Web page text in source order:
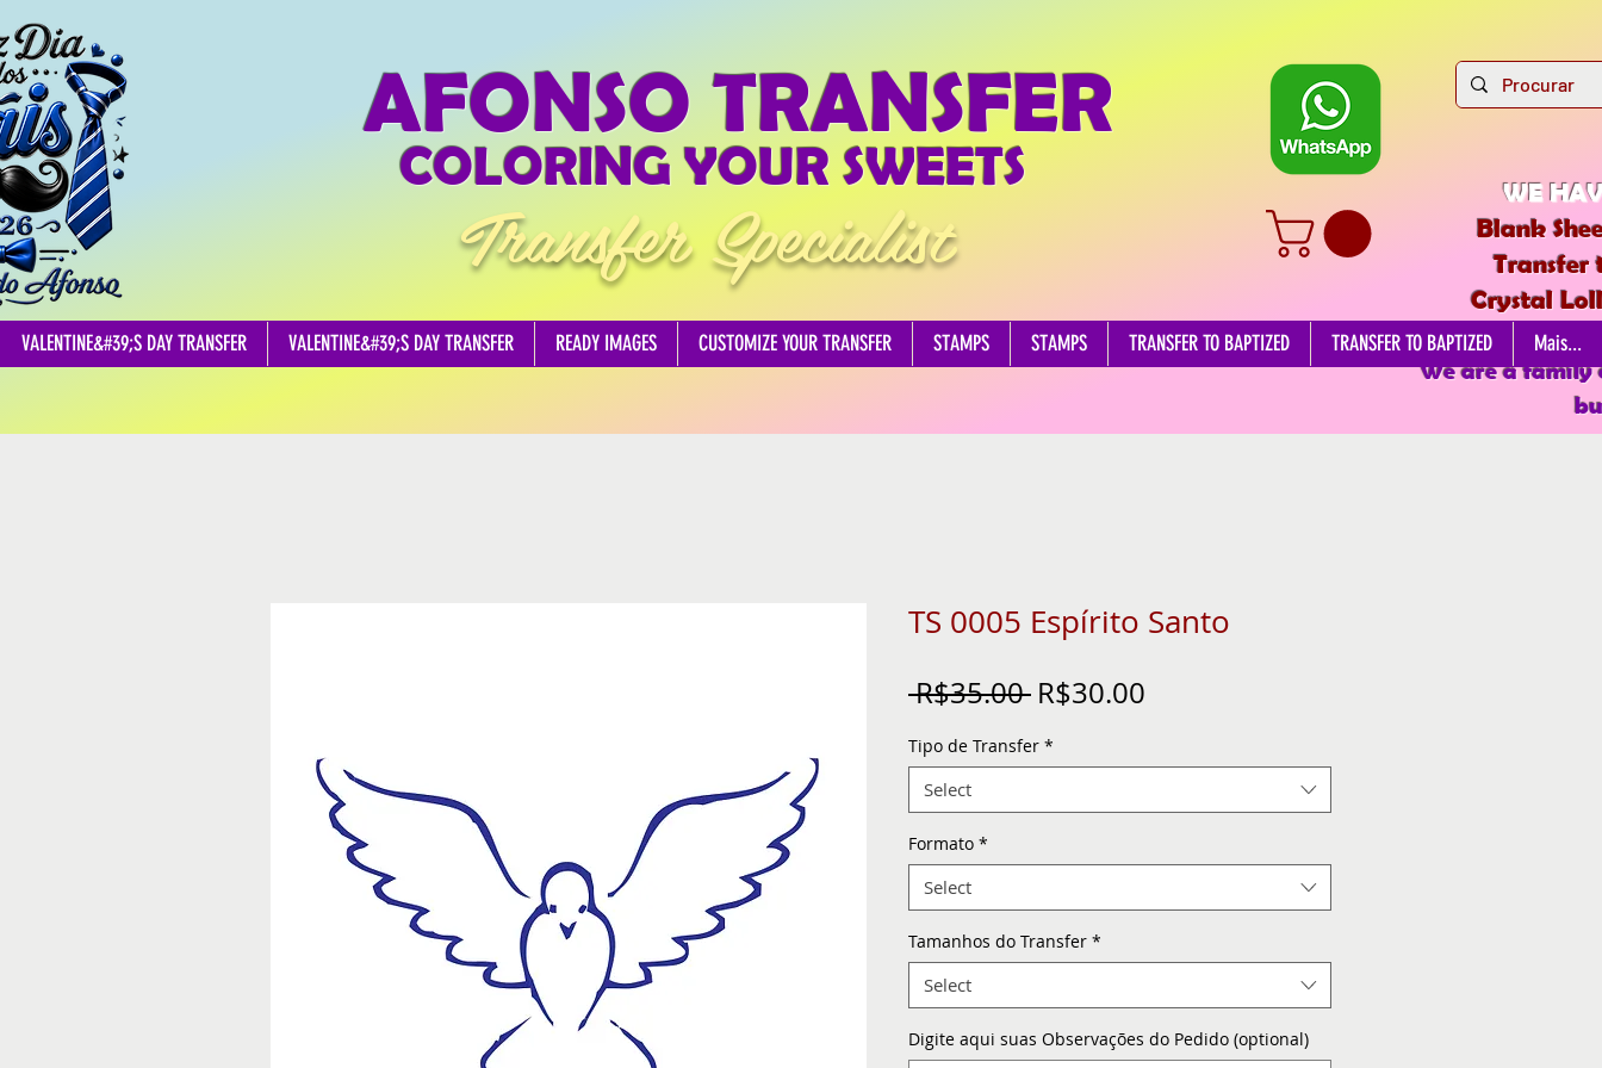
AFONSO TRANSFER
COLORING YOUR SWEETS
Transfer Specialist
WE
Blank
Transfer
Crystal
We are a family
VALENTINE&#39;S DAY TRANSFER VALENTINE&#39;S DAY TRANSFER READY IMAGES CUSTOMIZE YOUR TRANSFER STAMPS STAMPS TRANSFER TO BAPTIZED TRANSFER TO BAPTIZED Mais...
TS 0005 Espírito Santo
R$35.00 Regular
R$30.00
Tipo de Transfer *
Select
Formato *
Select
Tamanhos do Transfer *
Select
Digite aqui suas Observações do Pedido (optional)